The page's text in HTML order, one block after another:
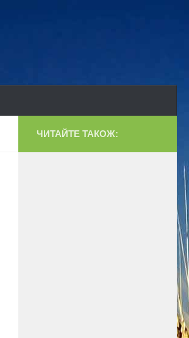
ЧИТАЙТЕ ТАКОЖ: